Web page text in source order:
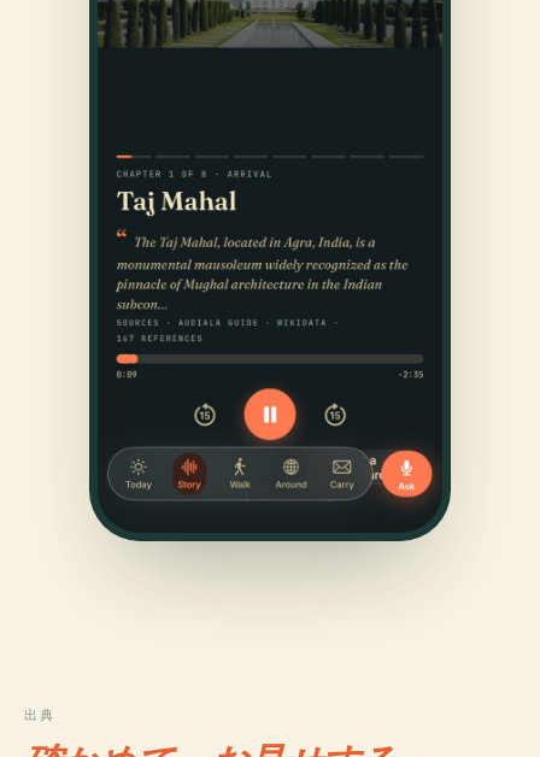
出典